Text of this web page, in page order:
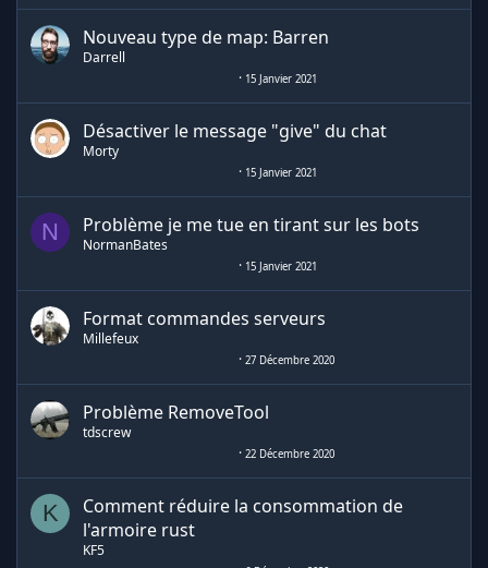
Nouveau type de map: Barren
Darrell
15 Janvier 2021
Désactiver le message "give" du chat
Morty
15 Janvier 2021
N Problème je me tue en tirant sur les bots
NormanBates
15 Janvier 2021
Format commandes serveurs
Millefeux
27 Décembre 2020
Problème RemoveTool
tdscrew
22 Décembre 2020
K
Comment réduire la consommation de
l'armoire rust
KF5